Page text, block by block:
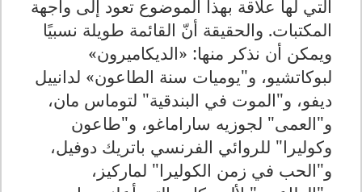
التي لها علاقة بهذا الموضوع تعود إلى واجهة
المكتبات. والحقيقة أنّ القائمة طويلة نسبيًا
ويمكن أن نذكر منها: «الديكاميرون»
لبوكاتشيو، و"يوميات سنة الطاعون» لدانييل
ديفو، و"الموت في البندقية" لتوماس مان،
و"العمى" لجوزيه ساراماغو، و"طاعون
وكوليرا" للروائي الفرنسي باتريك دوفيل،
و"الحب في زمن الكوليرا" لماركيز،